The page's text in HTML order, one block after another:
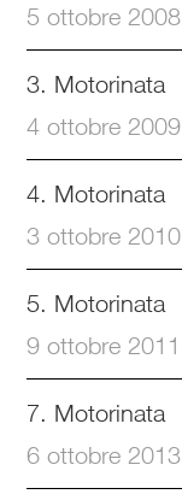
5 ottobre 2008
3. Motorinata
4 ottobre 2009
4. Motorinata
3 ottobre 2010
5. Motorinata
9 ottobre 2011
7. Motorinata
6 ottobre 2013